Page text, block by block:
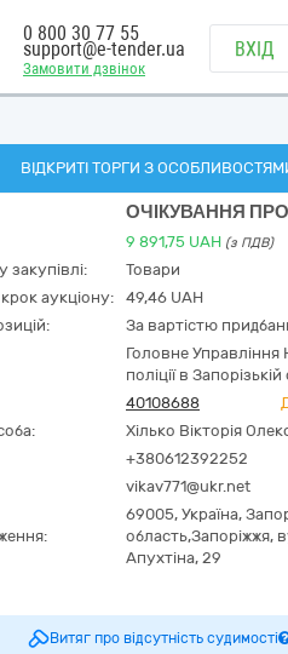
Замовити дзвінок
0 800 30 77 55
support@e-tender.ua ВХІД
ВІДКРИТІ ТОРГИ З
ОЧІКУВАННЯ
9 891,75 UAH (з ПДВ)
закупівлі:
Товари
аукціону:
49,46 UAH
За вартістю
Головне Управління
поліції в Запорізькій
40108688
Хілько Вікторія
+380612392252
vikav771@ukr.net
69005, Україна,
область,Запоріжжя,
Апухтіна, 29
Витяг про відсутність судимості